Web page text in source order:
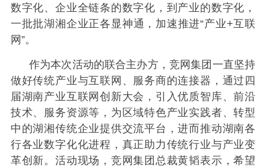
数字化、企业全链条的数字化，到产业的数字化，
一批批湖湘企业正各显神通，加速推进“产业+互联
网”。
作为本次活动的联合主办方，竞网集团一直坚持
做好传统产业与互联网、服务商的连接器，通过四
届湖南产业互联网创新大会，引入优质智库、前沿
技术、服务资源等，为区域特色产业实践者、转型
中的湖湘传统企业提供交流平台，进而推动湖南各
行各业数字化化进程，真正助力传统行业与产业变
革创新。活动现场，竞网集团总裁黄韬表示，希望